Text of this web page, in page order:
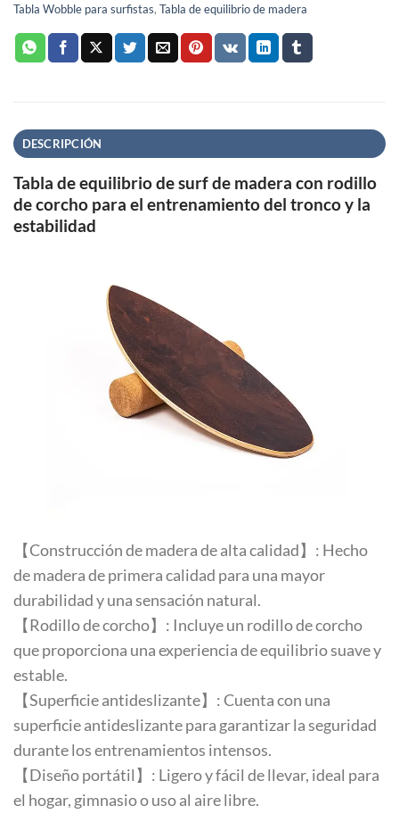
Tabla Wobble para surfistas, Tabla de equilibrio de madera
DESCRIPCIÓN
Tabla de equilibrio de surf de madera con rodillo
de corcho para el entrenamiento del tronco y la
estabilidad
【Construcción de madera de alta calidad】: Hecho
de madera de primera calidad para una mayor
durabilidad y una sensación natural.
【Rodillo de corcho】: Incluye un rodillo de corcho
que proporciona una experiencia de equilibrio suave y
estable.
【Superficie antideslizante】: Cuenta con una
superficie antideslizante para garantizar la seguridad
durante los entrenamientos intensos.
【Diseño portátil】: Ligero y fácil de llevar, ideal para
el hogar, gimnasio o uso al aire libre.